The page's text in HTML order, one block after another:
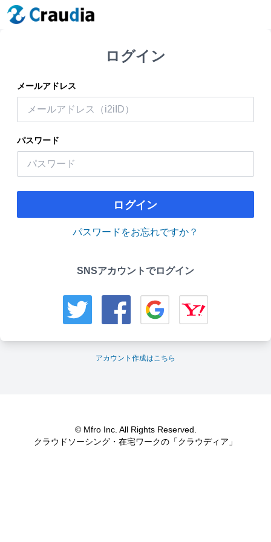
ログイン
メールアドレス
パスワード
ログイン
パスワードをお忘れですか？
SNSアカウントでログイン
アカウント作成はこちら
© Mfro Inc. All Rights Reserved.
クラウドソーシング・在宅ワークの「クラウディア」